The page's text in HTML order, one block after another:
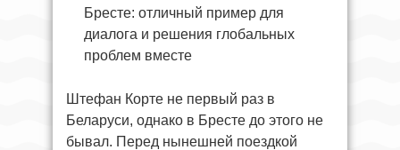
Бресте: отличный пример для
диалога и решения глобальных
проблем вместе
Штефан Корте не первый раз в
Беларуси, однако в Бресте до этого не
бывал. Перед нынешней поездкой